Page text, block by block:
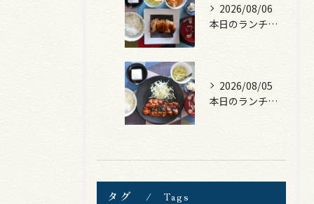
2026/08/06
本日のランチは、照焼きチキン！
2026/08/05
本日のランチは、ロース豚カツ梅はさみ！
タグ Tags